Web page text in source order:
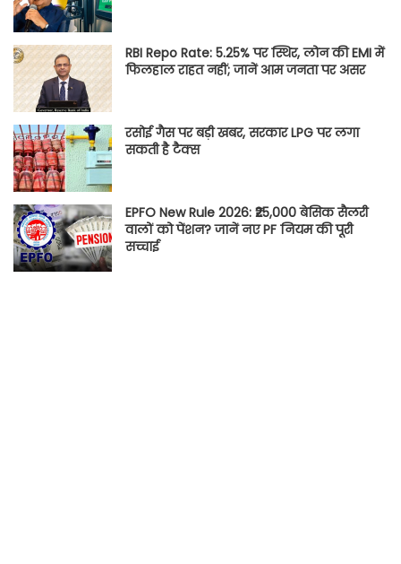
RBI Repo Rate: 5.25% पर स्थिर, लोन की EMI में
फिलहाल राहत नहीं; जानें आम जनता पर असर
रसोई गैस पर बड़ी खबर, सरकार LPG पर लगा
सकती है टैक्स
EPFO New Rule 2026: ₹25,000 बेसिक सैलरी
वालों को पेंशन? जानें नए PF नियम की पूरी
सच्चाई